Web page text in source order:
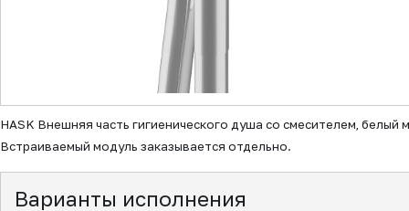
HASK Внешняя часть гигиенического душа со смесителем, белый
Встраиваемый модуль заказывается отдельно.
Варианты исполнения